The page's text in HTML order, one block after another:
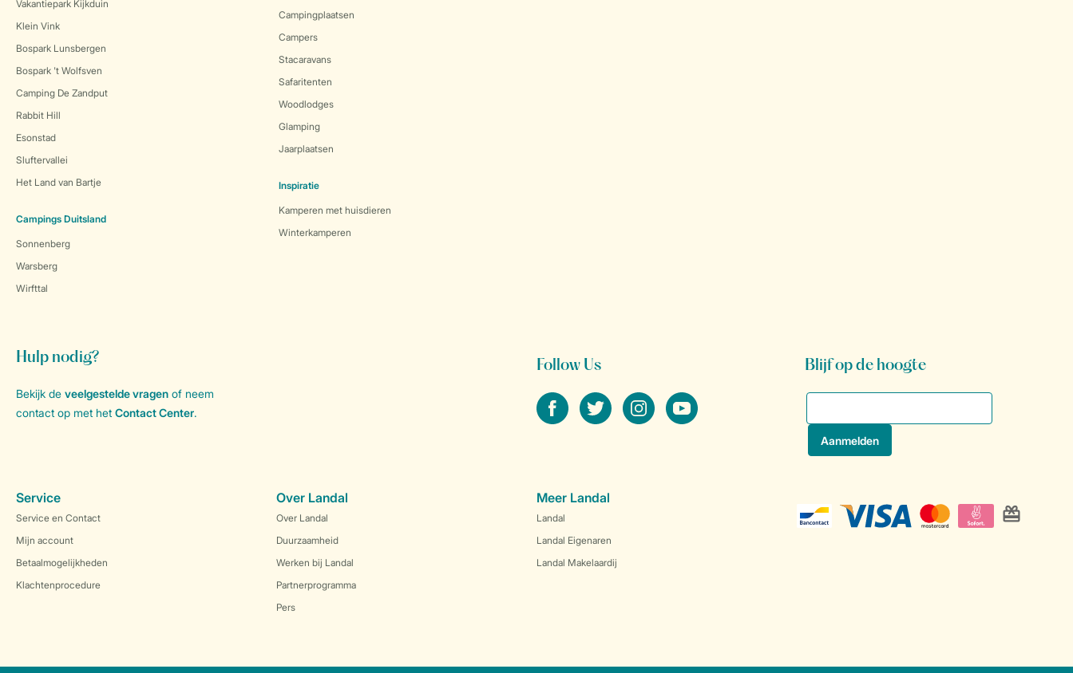
Vakantiepark Kijkduin
Klein Vink
Bospark Lunsbergen
Bospark 't Wolfsven
Camping De Zandput
Rabbit Hill
Esonstad
Sluftervallei
Het Land van Bartje
Campings Duitsland
Sonnenberg
Warsberg
Wirfttal
Campingplaatsen
Campers
Stacaravans
Safaritenten
Woodlodges
Glamping
Jaarplaatsen
Inspiratie
Kamperen met huisdieren
Winterkamperen
Hulp nodig?
Bekijk de veelgestelde vragen of neem
contact op met het Contact Center.
Follow Us
facebooktwitter instagramyoutube
Blijf op de hoogte
Service
Service en Contact
Mijn account
Betaalmogelijkheden
Klachtenprocedure
Over Landal
Over Landal
Duurzaamheid
Werken bij Landal
Partnerprogramma
Pers
Meer Landal
Landal
Landal Eigenaren
Landal Makelaardij